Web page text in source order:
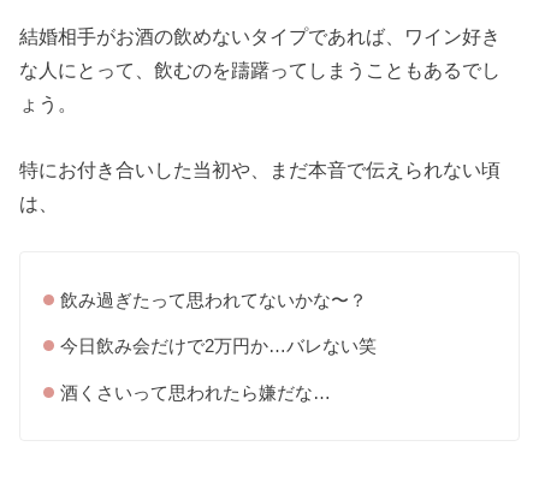
結婚相手がお酒の飲めないタイプであれば、ワイン好き
な人にとって、飲むのを躊躇ってしまうこともあるでし
ょう。
特にお付き合いした当初や、まだ本音で伝えられない頃
は、
飲み過ぎたって思われてないかな〜？
今日飲み会だけで2万円か…バレない笑
酒くさいって思われたら嫌だな…